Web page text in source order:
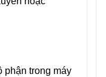
phận trong máy